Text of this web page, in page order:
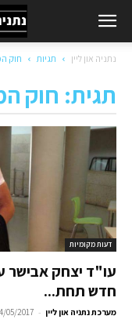
נתניה און ליין תגיות חוק
תגית: חוק
דעות מקומיות
עו"ד יצחק אבישר
חדש תחת...
מערכת נתניה און ליין -
05/2017